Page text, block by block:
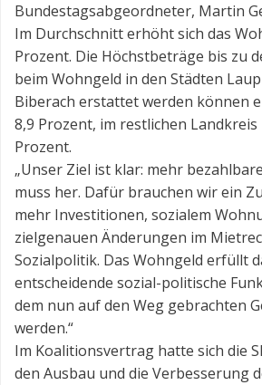
Bundestagsabgeordneter, Martin
Im Durchschnitt erhöht sich das
Prozent. Die Höchstbeträge bis zu
beim Wohngeld in den Städten
Biberach erstattet werden können
8,9 Prozent, im restlichen Landkreis
Prozent.
„Unser Ziel ist klar: mehr
muss her. Dafür brauchen wir ein
mehr Investitionen, sozialem
zielgenauen Änderungen im
Sozialpolitik. Das Wohngeld erfüllt
entscheidende sozial-politische
dem nun auf den Weg gebrachten
werden.“
Im Koalitionsvertrag hatte sich die
den Ausbau und die Verbesserung